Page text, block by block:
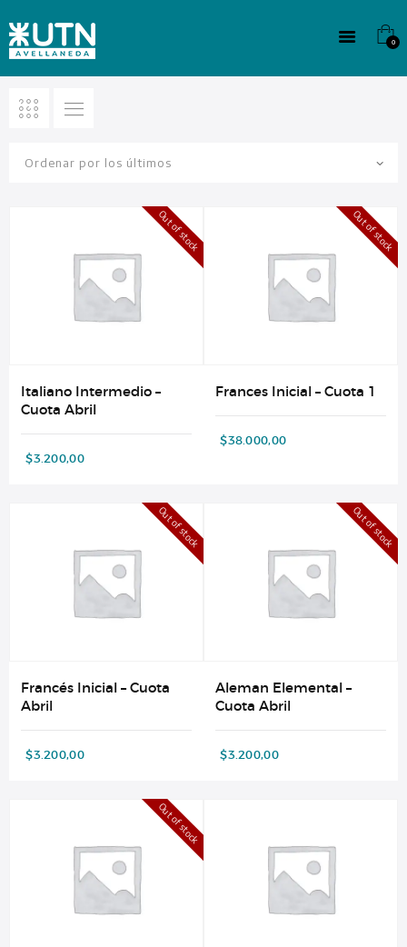
0
CULTURA
Out of stock
Italiano Intermedio –
Cuota Abril
$3.200,00
Out of stock
Frances Inicial – Cuota 1
$38.000,00
Out of stock
Francés Inicial – Cuota
Abril
$3.200,00
Out of stock
Aleman Elemental –
Cuota Abril
$3.200,00
Out of stock